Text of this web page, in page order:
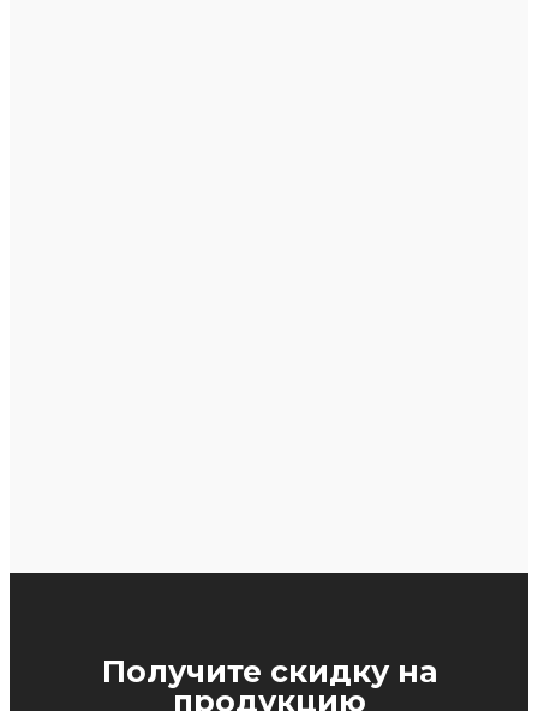
Получите скидку на
продукцию